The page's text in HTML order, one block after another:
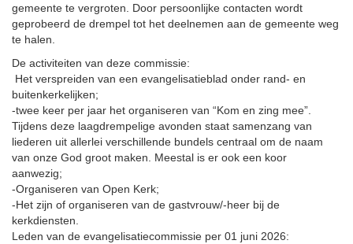
gemeente te vergroten. Door persoonlijke contacten wordt
geprobeerd de drempel tot het deelnemen aan de gemeente weg
te halen.
De activiteiten van deze commissie:
Het verspreiden van een evangelisatieblad onder rand- en
buitenkerkelijken;
-twee keer per jaar het organiseren van “Kom en zing mee”.
Tijdens deze laagdrempelige avonden staat samenzang van
liederen uit allerlei verschillende bundels centraal om de naam
van onze God groot maken. Meestal is er ook een koor
aanwezig;
-Organiseren van Open Kerk;
-Het zijn of organiseren van de gastvrouw/-heer bij de
kerkdiensten.
Leden van de evangelisatiecommissie per 01 juni 2026: